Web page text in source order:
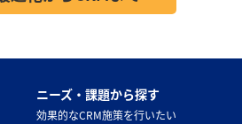
ニーズ・課題から探す
効果的なCRM施策を行いたい